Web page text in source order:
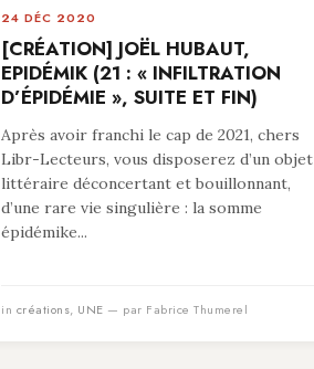
24 DÉC 2020
[CRÉATION] JOËL HUBAUT,
EPIDÉMIK (21 : « INFILTRATION
D’ÉPIDÉMIE », SUITE ET FIN)
Après avoir franchi le cap de 2021, chers
Libr-Lecteurs, vous disposerez d’un objet
littéraire déconcertant et bouillonnant,
d’une rare vie singulière : la somme
épidémike...
in créations, UNE — par Fabrice Thumerel